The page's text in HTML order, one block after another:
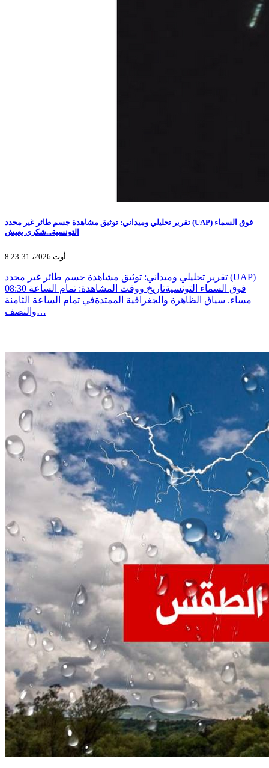
تقرير تحليلي وميداني: توثيق مشاهدة جسم طائر غير محدد (UAP) فوق السماء
التونسية...شكري يعيش
8 أوت 2026، 23:31
تقرير تحليلي وميداني: توثيق مشاهدة جسم طائر غير محدد (UAP)
فوق السماء التونسيةتاريخ ووقت المشاهدة: تمام الساعة 08:30
مساء. سياق الظاهرة والجغرافية الممتدةفي تمام الساعة الثامنة
والنصف…